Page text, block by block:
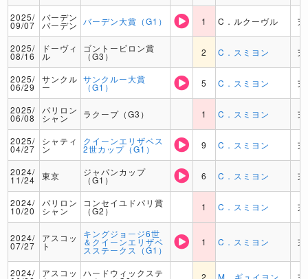
2025/
09/07
バーデン
バーデン バーデン大賞（G1） 1 C．ルクーヴル 芝
2025/
08/16
ドーヴィ
ル
ゴントービロン賞
（G3） 2 C．スミヨン 芝
2025/
06/29
サンクル
ー
サンクルー大賞
（G1） 5 C．スミヨン 芝
2025/
06/08
パリロン
シャン ラクープ（G3） 1 C．スミヨン 芝
2025/
04/27
シャティ
ン
クイーンエリザベス
2世カップ（G1） 9 C．スミヨン 芝
2024/
11/24 東京 ジャパンカップ
（G1） 6 C．スミヨン 芝
2024/
10/20
パリロン
シャン
コンセイユドパリ賞
（G2） 1 C．スミヨン 芝
2024/
07/27
アスコッ
ト
キングジョージ6世
＆クイーンエリザベ
スステークス（G1）
1 C．スミヨン 芝
2024/ アスコッ ハードウィックステ